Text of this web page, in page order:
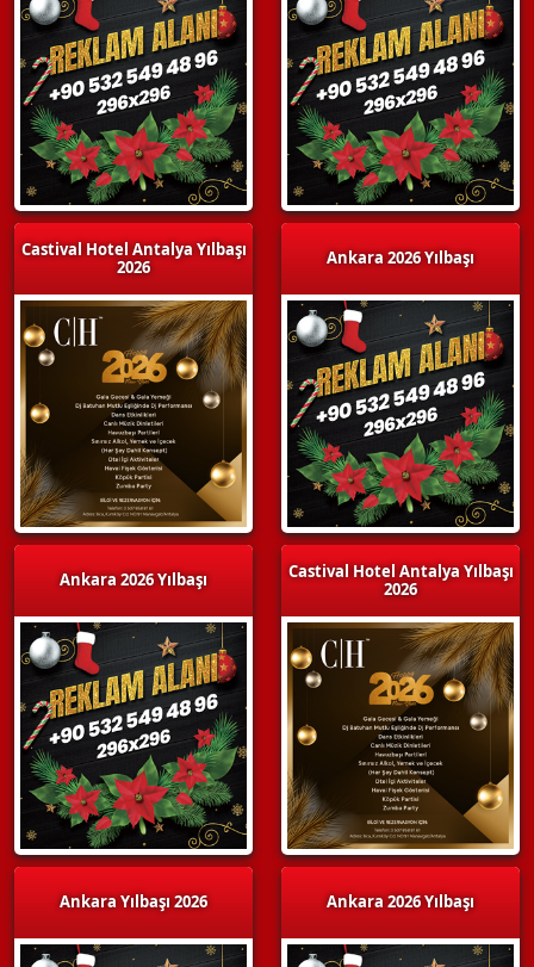
Castival Hotel Antalya Yılbaşı
2026
Ankara 2026 Yılbaşı
Ankara Yılbaşı 2026
Ankara 2026 Yılbaşı
Castival Hotel Antalya Yılbaşı
2026
Ankara 2026 Yılbaşı